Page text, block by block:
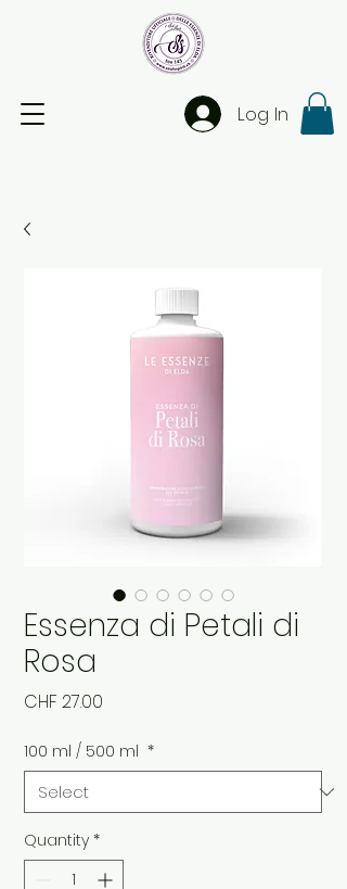
Log In
Essenza di Petali di
Rosa
CHF 27.00
100 ml / 500 ml *
Quantity *